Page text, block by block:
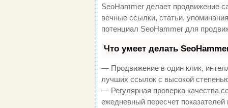
SeoHammer делает продвижение
вечные ссылки, статьи,
потенциал SeoHammer для
Что умеет делать
— Продвижение в один клик,
лучших ссылок с высокой
— Регулярная проверка качества
ежедневный пересчет показателей